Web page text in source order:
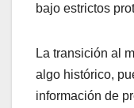
bajo estrictos
La transición al
algo histórico,
información de